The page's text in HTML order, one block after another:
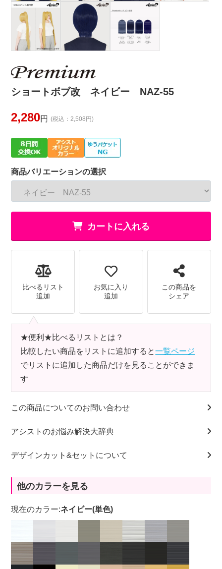
ショートボブ改 ネイビー NAZ-55
2,280円 (税込：2,508円)
商品バリエーションの選択
カートに入れる
比べるリスト
追加
お気に入り
追加
この商品を
シェア
★便利★比べるリストとは？
比較したい商品をリストに追加すると一覧ページ
でリストに追加した商品だけを見ることができま
す
この商品についてのお問い合わせ
アシストのお悩み解決大辞典
デザインカット&セットについて
他のカラーを見る
現在のカラー:ネイビー(単色)